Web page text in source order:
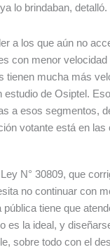
lo brindaban, detalló.
a los que aún no
con menor velocidad
tienen mucha más
de Osiptel.
a esos segmentos,
votante está en las
N° 30809, que
no continuar con
tiene que
es la ideal, y
sobre todo con el